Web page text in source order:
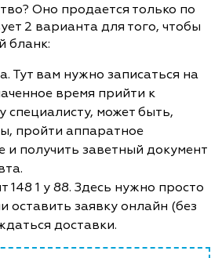
Оно продается только по
2 варианта для того, чтобы
бланк:
Тут вам нужно записаться на
время прийти к
специалисту, может быть,
пройти аппаратное
и получить заветный документ
148 1 у 88. Здесь нужно просто
оставить заявку онлайн (без
доставки.